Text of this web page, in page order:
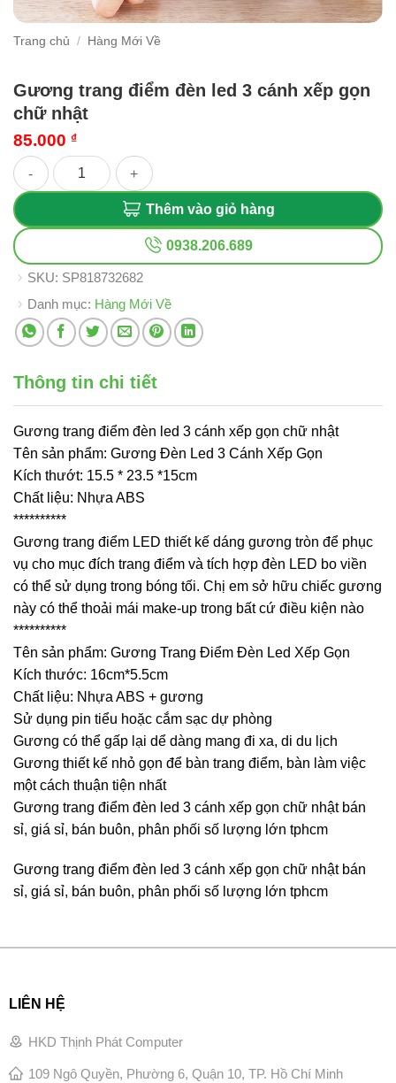
Trang chủ / Hàng Mới Về
Gương trang điểm đèn led 3 cánh xếp gọn
chữ nhật
85.000 ₫
Gương trang điểm đèn led 3 cánh xếp gọn chữ nhật số lượng
Thêm vào giỏ hàng
0938.206.689
SKU: SP818732682
Danh mục: Hàng Mới Về
Thông tin chi tiết
Gương trang điểm đèn led 3 cánh xếp gọn chữ nhật
Tên sản phẩm: Gương Đèn Led 3 Cánh Xếp Gọn
Kích thướt: 15.5 * 23.5 *15cm
Chất liệu: Nhựa ABS
**********
Gương trang điểm LED thiết kế dáng gương tròn để phục
vụ cho mục đích trang điểm và tích hợp đèn LED bo viền
có thể sử dụng trong bóng tối. Chị em sở hữu chiếc gương
này có thể thoải mái make-up trong bất cứ điều kiện nào
**********
Tên sản phẩm: Gương Trang Điểm Đèn Led Xếp Gọn
Kích thước: 16cm*5.5cm
Chất liệu: Nhựa ABS + gương
Sử dụng pin tiểu hoặc cắm sạc dự phòng
Gương có thể gấp lại dể dàng mang đi xa, di du lịch
Gương thiết kế nhỏ gọn để bàn trang điểm, bàn làm việc
một cách thuận tiện nhất
Gương trang điểm đèn led 3 cánh xếp gọn chữ nhật bán
sỉ, giá sỉ, bán buôn, phân phối số lượng lớn tphcm
Gương trang điểm đèn led 3 cánh xếp gọn chữ nhật bán
sỉ, giá sỉ, bán buôn, phân phối số lượng lớn tphcm
LIÊN HỆ
HKD Thịnh Phát Computer
109 Ngô Quyền, Phường 6, Quận 10, TP. Hồ Chí Minh